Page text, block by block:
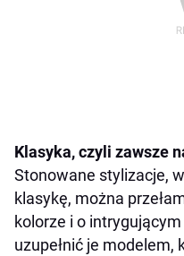
Klasyka, czyli zawsze
Stonowane stylizacje,
klasykę, można
kolorze i o
uzupełnić je modelem,